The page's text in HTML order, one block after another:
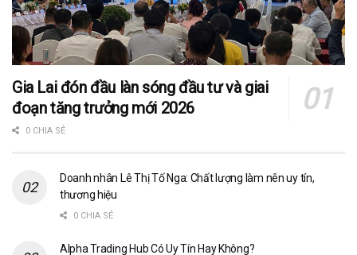
Gia Lai đón đầu làn sóng đầu tư và giai
đoạn tăng trưởng mới 2026
0 CHIA SẺ
Doanh nhân Lê Thị Tố Nga: Chất lượng làm nên uy tín,
thương hiệu
0 CHIA SẺ
Alpha Trading Hub Có Uy Tín Hay Không?